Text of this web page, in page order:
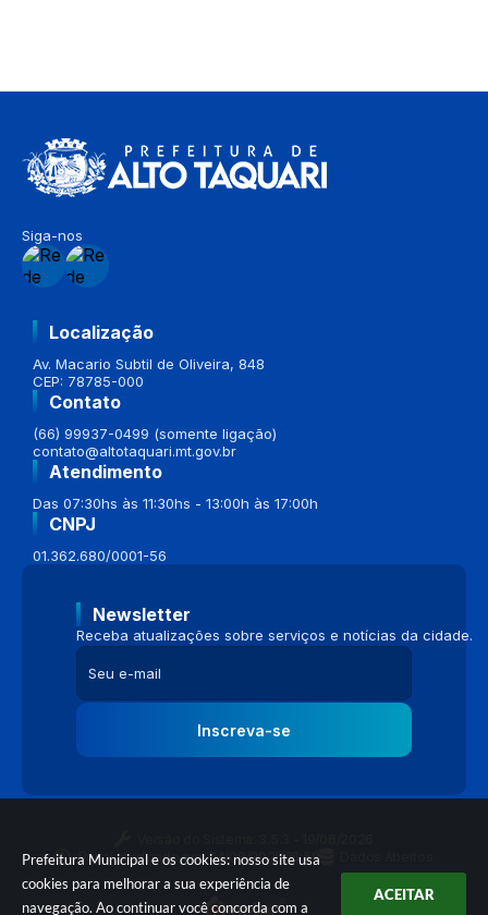
Prefeitura Municipal e os cookies: nosso site usa
cookies para melhorar a sua experiência de
navegação. Ao continuar você concorda com a
ACEITAR
Siga-nos
Localização
Av. Macario Subtil de Oliveira, 848
CEP: 78785-000
Contato
(66) 99937-0499 (somente ligação)
contato@altotaquari.mt.gov.br
Atendimento
Das 07:30hs às 11:30hs - 13:00h às 17:00h
CNPJ
01.362.680/0001-56
Newsletter
Receba atualizações sobre serviços e notícias da cidade.
Inscreva-se
Portal atualizado em:04/08/2026 16:58